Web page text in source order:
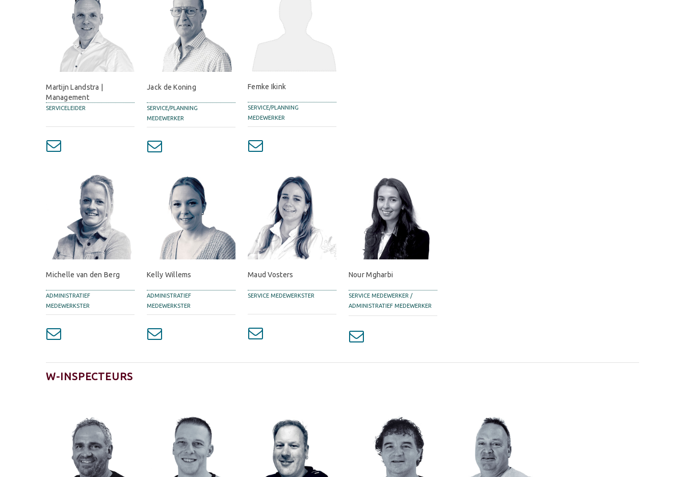
Martijn Landstra |
Management
SERVICELEIDER
Jack de Koning
SERVICE/PLANNING
MEDEWERKER
Femke Ikink
SERVICE/PLANNING
MEDEWERKER
Michelle van den Berg
ADMINISTRATIEF
MEDEWERKSTER
Kelly Willems
ADMINISTRATIEF
MEDEWERKSTER
Maud Vosters
SERVICE MEDEWERKSTER
Nour Mgharbi
SERVICE MEDEWERKER /
ADMINISTRATIEF MEDEWERKER
W-INSPECTEURS